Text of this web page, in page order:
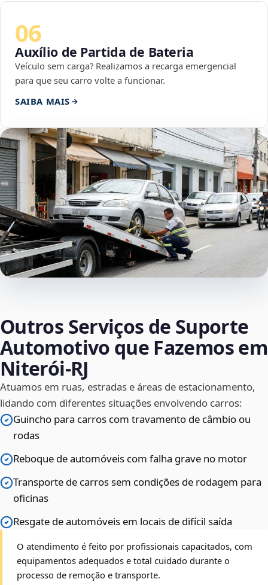
06
Auxílio de Partida de Bateria
Veículo sem carga? Realizamos a recarga emergencial
para que seu carro volte a funcionar.
SAIBA MAIS
Outros Serviços de Suporte
Automotivo que Fazemos em
Niterói‑RJ
Atuamos em ruas, estradas e áreas de estacionamento,
lidando com diferentes situações envolvendo carros:
Guincho para carros com travamento de câmbio ou
rodas
Reboque de automóveis com falha grave no motor
Transporte de carros sem condições de rodagem para
oficinas
Resgate de automóveis em locais de difícil saída
O atendimento é feito por profissionais capacitados, com
equipamentos adequados e total cuidado durante o
processo de remoção e transporte.